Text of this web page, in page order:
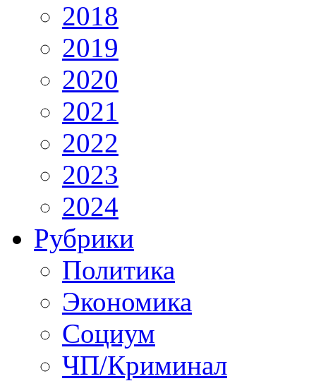
2018
2019
2020
2021
2022
2023
2024
Рубрики
Политика
Экономика
Социум
ЧП/Криминал